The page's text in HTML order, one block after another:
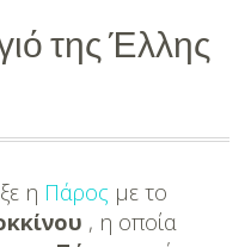
της Έλλης
η Πάρος με το
, η οποία